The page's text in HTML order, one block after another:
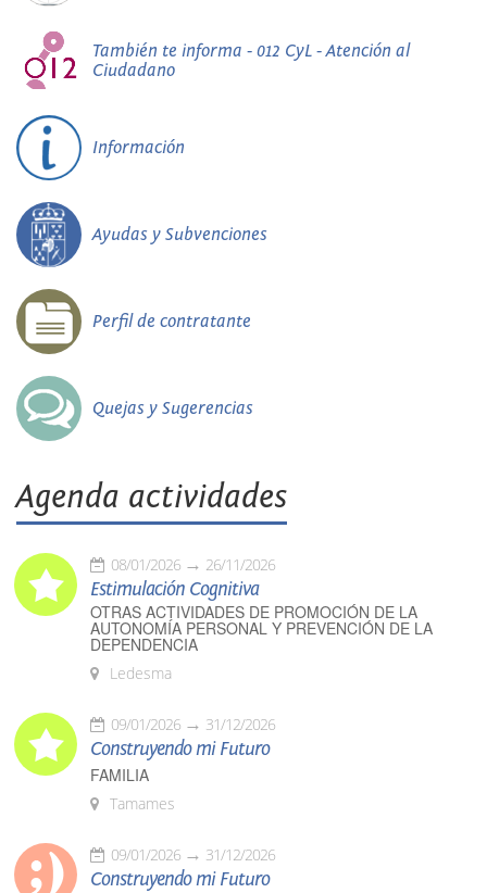
También te informa - 012 CyL - Atención al
Ciudadano
Información
Ayudas y Subvenciones
Perfil de contratante
Quejas y Sugerencias
Agenda actividades
08/01/2026 26/11/2026
Estimulación Cognitiva
OTRAS ACTIVIDADES DE PROMOCIÓN DE LA
AUTONOMÍA PERSONAL Y PREVENCIÓN DE LA
DEPENDENCIA
Ledesma
09/01/2026 31/12/2026
Construyendo mi Futuro
FAMILIA
Tamames
09/01/2026 31/12/2026
Construyendo mi Futuro